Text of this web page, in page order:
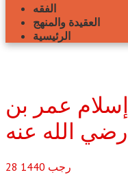
الفقه
العقيدة والمنهج
الرئيسية
عمر بن
الله عنه
28 رجب 1440